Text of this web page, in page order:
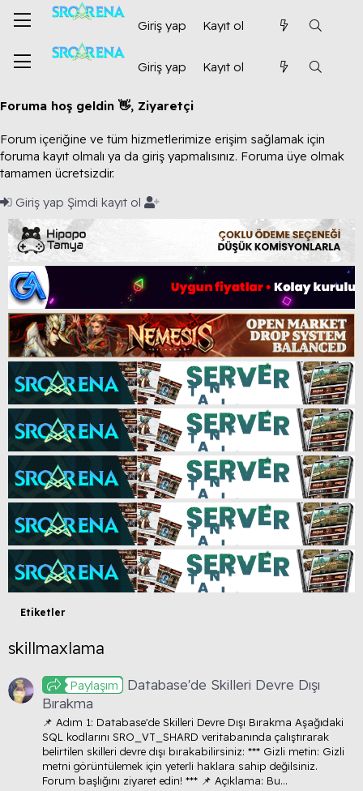
Giriş yap Kayıt ol
Giriş yap Kayıt ol
Foruma hoş geldin 👋, Ziyaretçi
Forum içeriğine ve tüm hizmetlerimize erişim sağlamak için
foruma kayıt olmalı ya da giriş yapmalısınız. Foruma üye olmak
tamamen ücretsizdir.
Giriş yap Şimdi kayıt ol
Etiketler
skillmaxlama
Paylaşım
Database'de Skilleri Devre Dışı
Bırakma
📌 Adım 1: Database'de Skilleri Devre Dışı Bırakma Aşağıdaki
SQL kodlarını SRO_VT_SHARD veritabanında çalıştırarak
belirtilen skilleri devre dışı bırakabilirsiniz: *** Gizli metin: Gizli
metni görüntülemek için yeterli haklara sahip değilsiniz.
Forum başlığını ziyaret edin! *** 📌 Açıklama: Bu...